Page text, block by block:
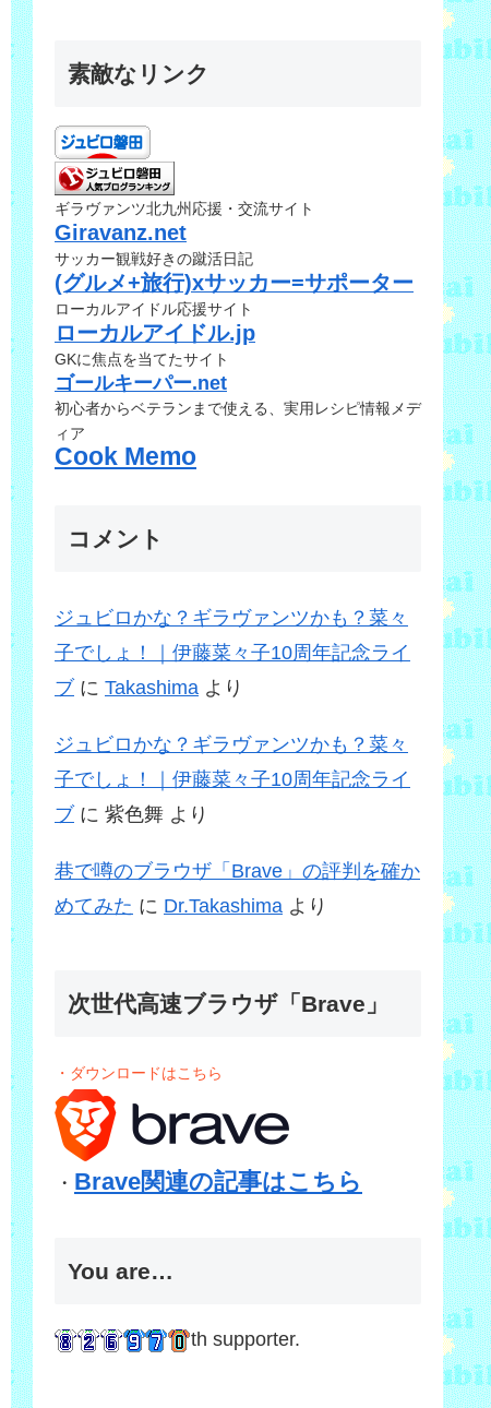
素敵なリンク
ギラヴァンツ北九州応援・交流サイト
Giravanz.net
サッカー観戦好きの蹴活日記
(グルメ+旅行)xサッカー=サポーター
ローカルアイドル応援サイト
ローカルアイドル.jp
GKに焦点を当てたサイト
ゴールキーパー.net
初心者からベテランまで使える、実用レシピ情報メデ
ィア
Cook Memo
コメント
ジュビロかな？ギラヴァンツかも？菜々
子でしょ！｜伊藤菜々子10周年記念ライ
ブ に Takashima より
ジュビロかな？ギラヴァンツかも？菜々
子でしょ！｜伊藤菜々子10周年記念ライ
ブ に 紫色舞 より
巷で噂のブラウザ「Brave」の評判を確か
めてみた に Dr.Takashima より
次世代高速ブラウザ「Brave」
・ダウンロードはこちら
・ Brave関連の記事はこちら
You are…
th supporter.